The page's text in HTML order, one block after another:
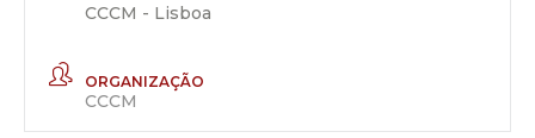
CCCM - Lisboa
ORGANIZAÇÃO
CCCM